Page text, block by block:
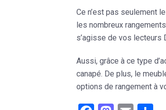
Ce n’est pas seulement
les nombreux rangements
s’agisse de vos lecteurs
Aussi, grâce à ce type
canapé. De plus, le
options de rangement à